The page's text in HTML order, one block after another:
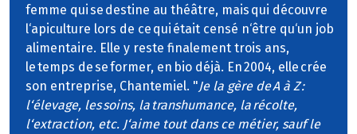
femme qui se destine au théâtre, mais qui découvre
l‘apiculture lors de ce qui était censé n‘être qu‘un job
alimentaire. Elle y reste finalement trois ans,
le temps de se former, en bio déjà. En 2004, elle crée
son entreprise, Chantemiel. "Je la gère de A à Z :
l‘élevage, les soins, la transhumance, la récolte,
l‘extraction, etc. J‘aime tout dans ce métier, sauf le